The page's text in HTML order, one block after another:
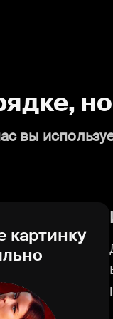
вы
картинку